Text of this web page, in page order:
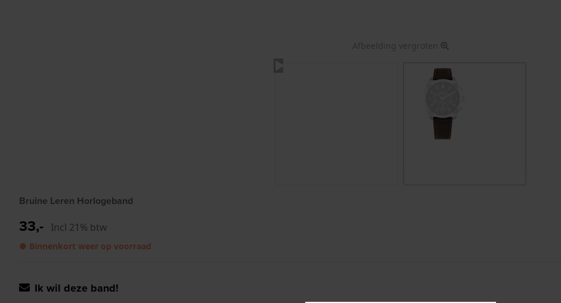
Afbeelding vergroten
Bruine Leren Horlogeband
33,- Incl 21% btw
● Binnenkort weer op voorraad
Ik wil deze band!